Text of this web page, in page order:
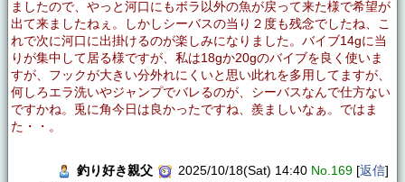
ましたので、やっと河口にもボラ以外の魚が戻って来た様で希望が
出て来ましたねぇ。しかしシーバスの当り２度も残念でしたね、こ
れで次に河口に出掛けるのが楽しみになりました。バイブ14gに当
りが集中して居る様ですが、私は18gか20gのバイブを良く使いま
すが、フックが大きい分外れにくいと思い此れを多用してますが、
何しろエラ洗いやジャンプでバレるのが、シーバスなんで仕方ない
ですかね。兎に角今日は良かったですね、羨ましいなぁ。ではま
た・・。
釣り好き親父 2025/10/18(Sat) 14:40 No.169 [返信]